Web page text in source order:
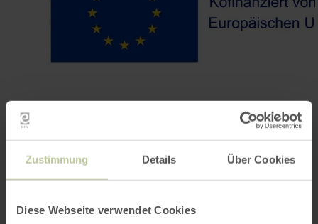
Zustimmung Details Über Cookies
Diese Webseite verwendet Cookies